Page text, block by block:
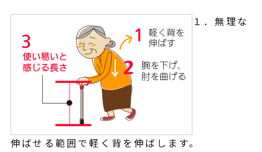
１．無理な
伸ばせる範囲で軽く背を伸ばします。